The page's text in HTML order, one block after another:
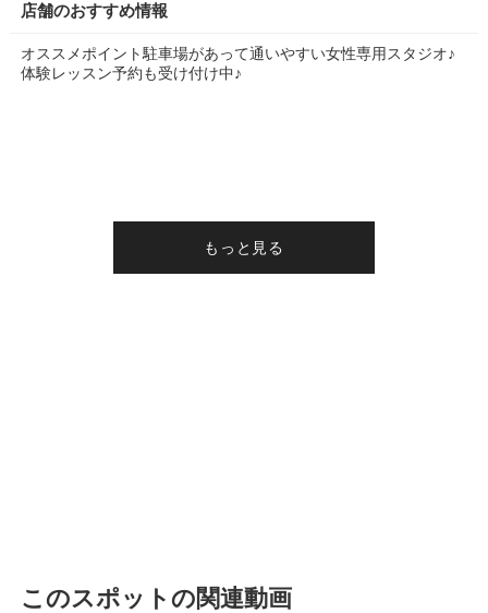
店舗のおすすめ情報
オススメポイント駐車場があって通いやすい女性専用スタジオ♪
体験レッスン予約も受け付け中♪
このスポットの関連動画